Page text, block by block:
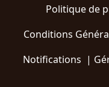
Politique de
Conditions
Notifications |